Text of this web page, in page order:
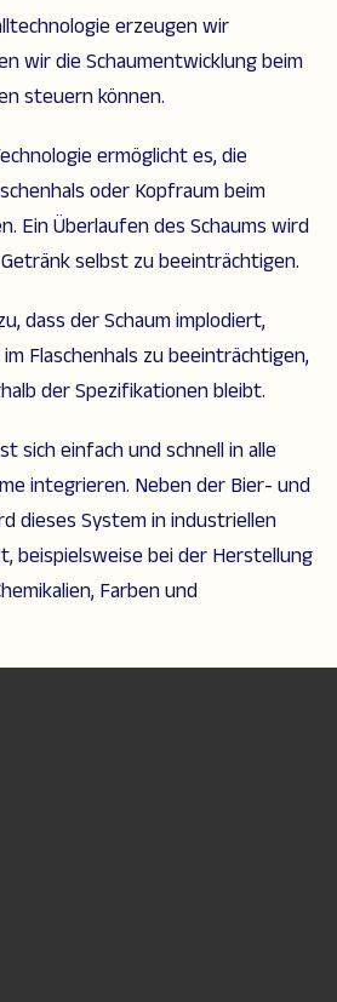
erzeugen wir
wir die Schaumentwicklung beim
steuern können.
ermöglicht es, die
oder Kopfraum beim
Ein Überlaufen des Schaums wird
selbst zu beeinträchtigen.
dass der Schaum implodiert,
Flaschenhals zu beeinträchtigen,
der Spezifikationen bleibt.
sich einfach und schnell in alle
integrieren. Neben der Bier- und
dieses System in industriellen
beispielsweise bei der Herstellung
Farben und